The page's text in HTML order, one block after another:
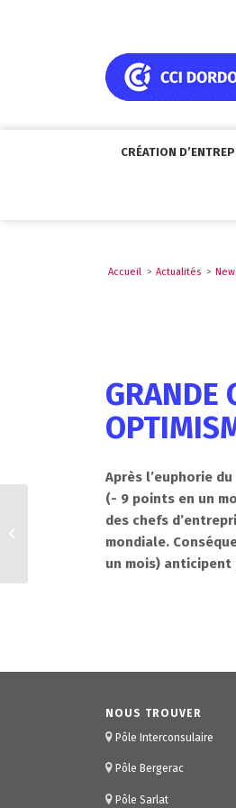
CRÉATION
Accueil > Actualités >
GRANDE
Après l’euphorie
(- 9 points en un
des chefs
mondiale.
un mois)
NOUS TROUVER
Pôle Interconsulaire
Pôle Bergerac
Pôle Sarlat
BAROMÈTRE ECO N°35 :
L’enquête de la
conjoncture en
Dordogne 2ème